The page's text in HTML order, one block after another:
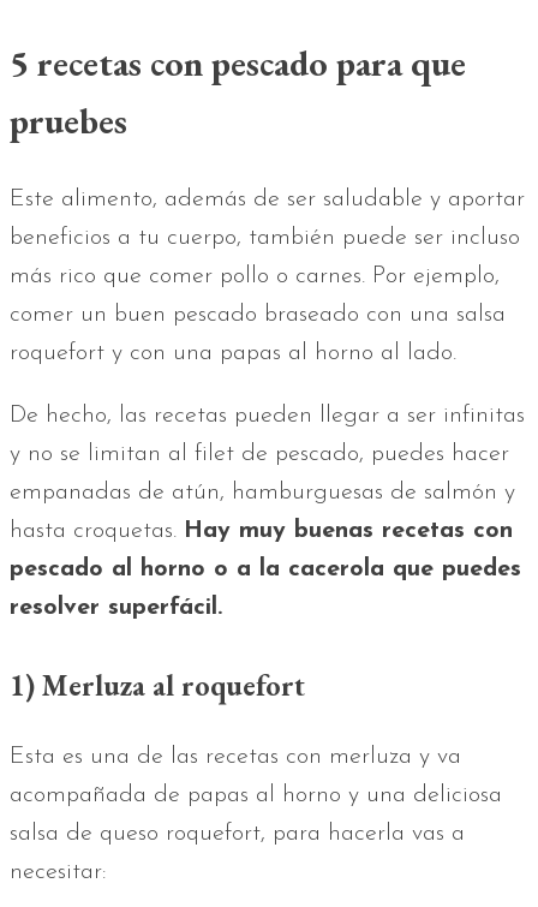
5 recetas con pescado para que
pruebes
Este alimento, además de ser saludable y aportar
beneficios a tu cuerpo, también puede ser incluso
más rico que comer pollo o carnes. Por ejemplo,
comer un buen pescado braseado con una salsa
roquefort y con una papas al horno al lado.
De hecho, las recetas pueden llegar a ser infinitas
y no se limitan al filet de pescado, puedes hacer
empanadas de atún, hamburguesas de salmón y
hasta croquetas. Hay muy buenas recetas con
pescado al horno o a la cacerola que puedes
resolver superfácil.
1) Merluza al roquefort
Esta es una de las recetas con merluza y va
acompañada de papas al horno y una deliciosa
salsa de queso roquefort, para hacerla vas a
necesitar: